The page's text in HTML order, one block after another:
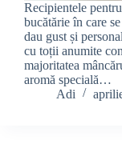
Recipientele
bucătărie în care
dau gust și
cu toții anumite
majoritatea
aromă specială…
Adi